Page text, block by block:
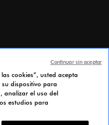
cookies”, usted acepta
dispositivo para
analizar el uso del
estudios para
Continuar sin aceptar